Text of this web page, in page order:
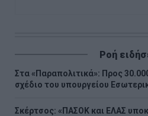
Ροή
Στα «Παραπολιτικά»: Προς
σχέδιο του υπουργείου
Σκέρτσος: «ΠΑΣΟΚ και ΕΛΑΣ